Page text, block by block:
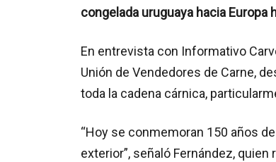
congelada uruguaya hacia
En entrevista con Informativo
Unión de Vendedores de Carne,
toda la cadena cárnica,
“Hoy se conmemoran 150 años
exterior”, señaló Fernández,